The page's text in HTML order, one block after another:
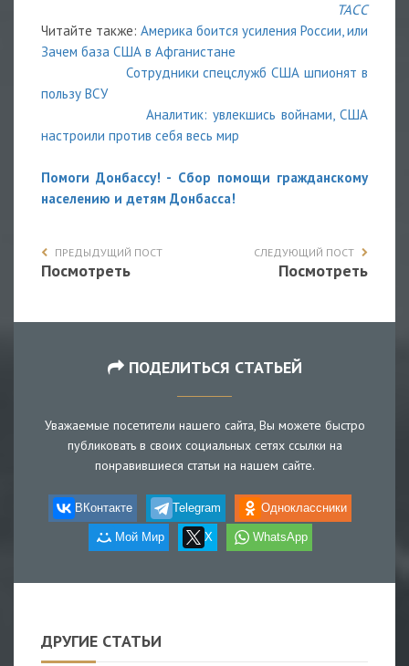
ТАСС
Читайте также: Америка боится усиления России, или
Зачем база США в Афганистане
Сотрудники спецслужб США шпионят в
пользу ВСУ
Аналитик: увлекшись войнами, США
настроили против себя весь мир
Помоги Донбассу! - Сбор помощи гражданскому
населению и детям Донбасса!
ПРЕДЫДУЩИЙ ПОСТ
Посмотреть
СЛЕДУЮЩИЙ ПОСТ
Посмотреть
ПОДЕЛИТЬСЯ СТАТЬЕЙ
Уважаемые посетители нашего сайта, Вы можете быстро
публиковать в своих социальных сетях ссылки на
понравившиеся статьи на нашем сайте.
ВКонтакте Telegram Одноклассники
Мой Мир X WhatsApp
ДРУГИЕ СТАТЬИ